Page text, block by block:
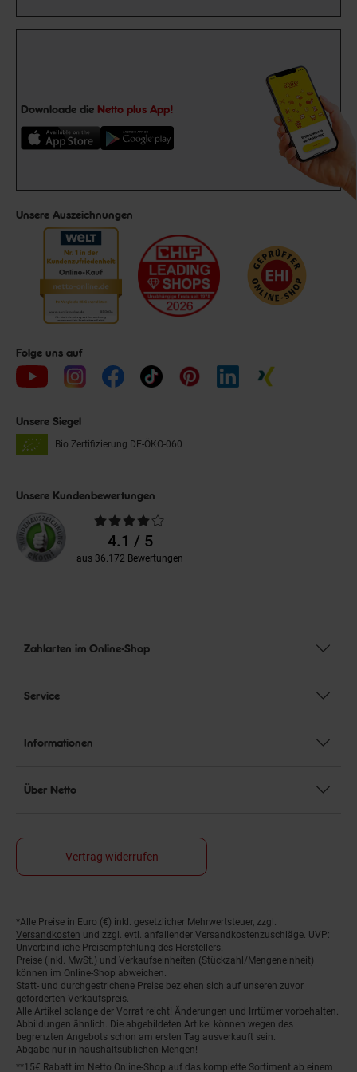
Downloade die Netto plus App!
Unsere Auszeichnungen
Folge uns auf
Unsere Siegel
Bio Zertifizierung DE-ÖKO-060
Unsere Kundenbewertungen
Durchschnittliche
Bewertungen4.1 / 5
aus 36.172 Bewertungen
Zahlarten im Online-Shop
Service
Informationen
Über Netto
Vertrag widerrufen
Fußnoten
*Alle Preise in Euro (€) inkl. gesetzlicher Mehrwertsteuer, zzgl.
Versandkosten und zzgl. evtl. anfallender Versandkostenzuschläge. UVP:
Unverbindliche Preisempfehlung des Herstellers.
Preise (inkl. MwSt.) und Verkaufseinheiten (Stückzahl/Mengeneinheit)
können im Online-Shop abweichen.
Statt- und durchgestrichene Preise beziehen sich auf unseren zuvor
geforderten Verkaufspreis.
Alle Artikel solange der Vorrat reicht! Änderungen und Irrtümer vorbehalten.
Abbildungen ähnlich. Die abgebildeten Artikel können wegen des
begrenzten Angebots schon am ersten Tag ausverkauft sein.
Abgabe nur in haushaltsüblichen Mengen!
**15€ Rabatt im Netto Online-Shop auf das komplette Sortiment ab einem